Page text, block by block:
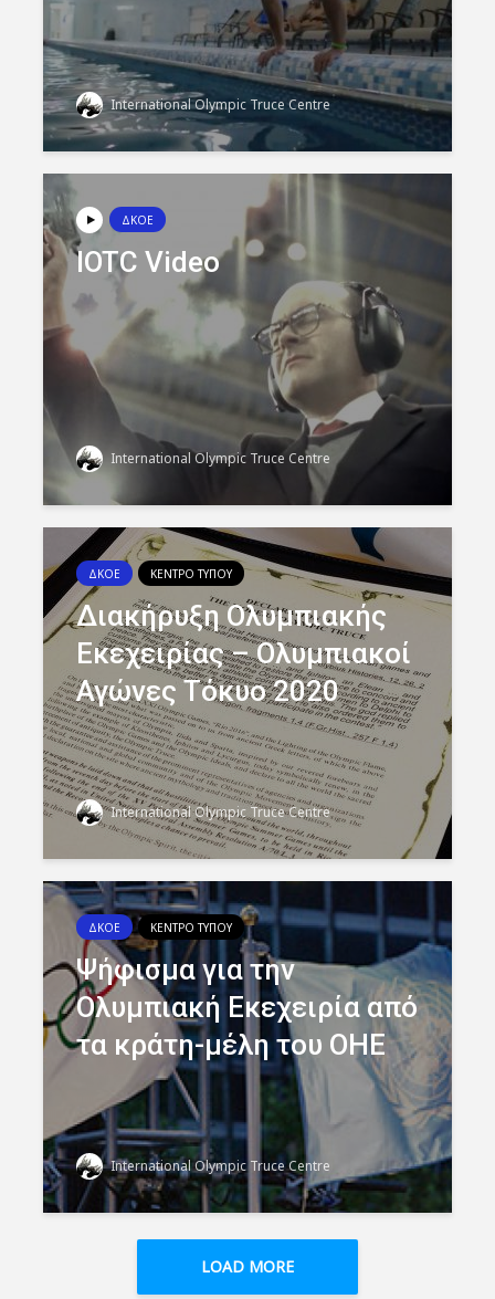
International Olympic Truce Centre
ΔΚΟΕ
IOTC Video
International Olympic Truce Centre
ΔΚΟΕ ΚΕΝΤΡΟ ΤΥΠΟΥ
Διακήρυξη Ολυμπιακής
Εκεχειρίας – Ολυμπιακοί
Αγώνες Τόκυο 2020
International Olympic Truce Centre
ΔΚΟΕ ΚΕΝΤΡΟ ΤΥΠΟΥ
Ψήφισμα για την
Ολυμπιακή Εκεχειρία από
τα κράτη-μέλη του ΟΗΕ
International Olympic Truce Centre
LOAD MORE